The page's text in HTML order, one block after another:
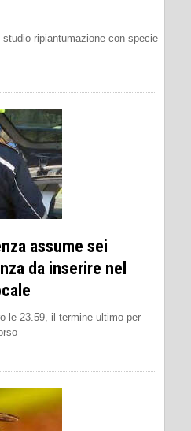
studio ripiantumazione con specie
assume sei
da inserire nel
le 23.59, il termine ultimo per